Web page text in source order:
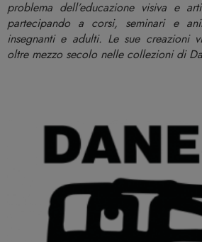
problema dell’educazione visiva e
partecipando a corsi, seminari e
insegnanti e adulti. Le sue creazioni
oltre mezzo secolo nelle collezioni di